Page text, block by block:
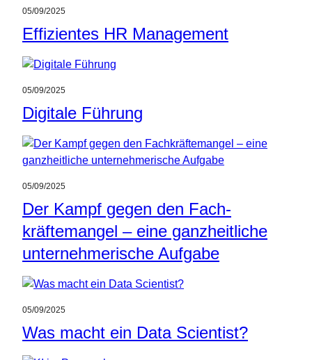
05/09/2025
Effizientes HR Management
05/09/2025
Digitale Führung
05/09/2025
Der Kampf gegen den Fach­
kräftemangel – eine ganzheitliche
unternehmerische Aufgabe
05/09/2025
Was macht ein Data Scientist?